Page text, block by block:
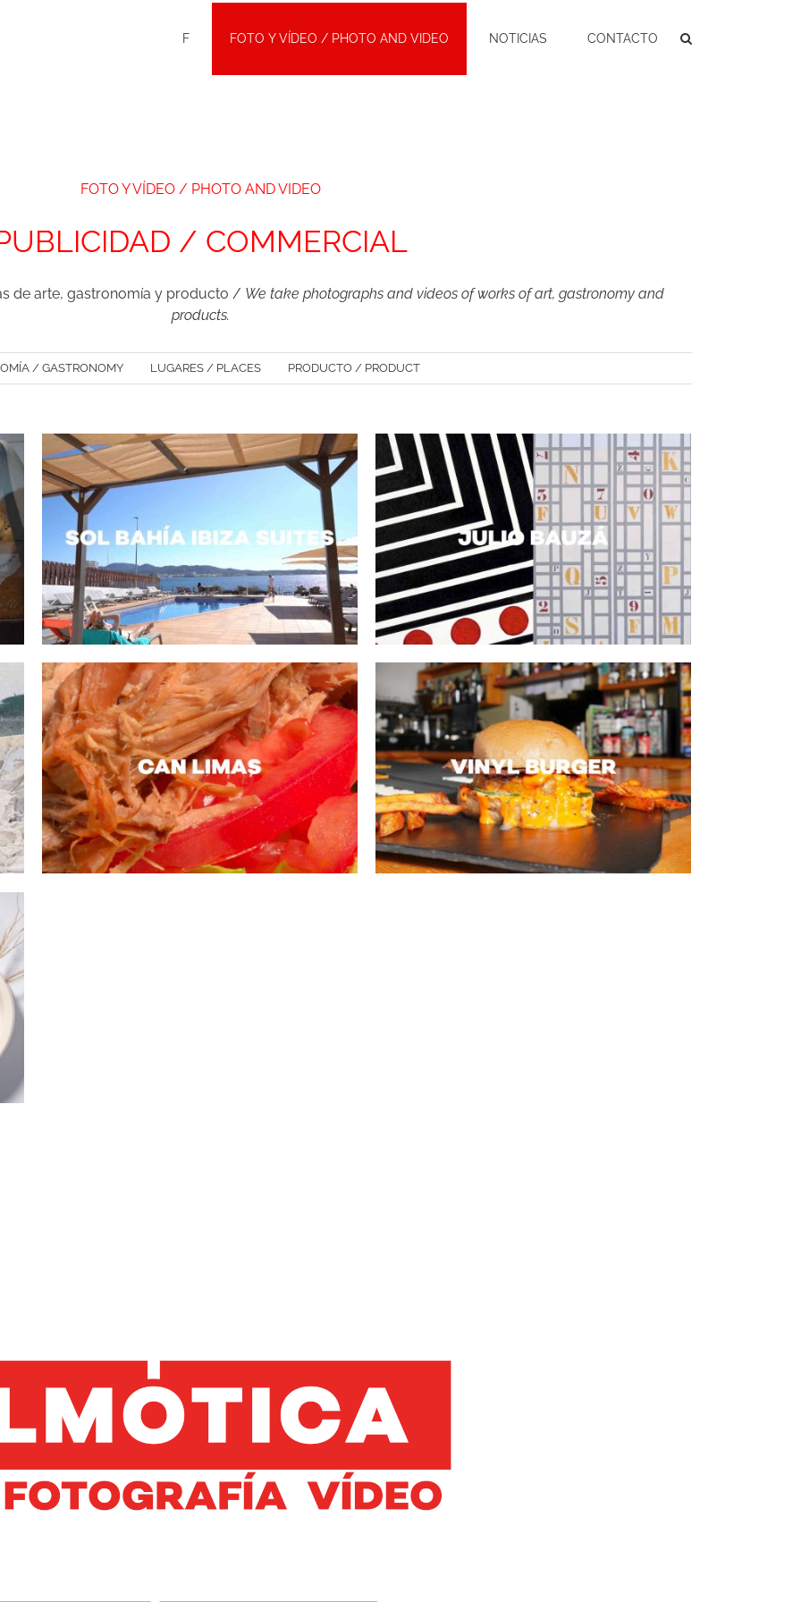
F FOTO Y VÍDEO / PHOTO AND VIDEO NOTICIAS CONTACTO
FOTO Y VÍDEO / PHOTO AND VIDEO
/ COMMERCIAL
de arte, gastronomía y producto / We take photographs and videos of works of art, gastronomy and
products.
/ GASTRONOMY LUGARES / PLACES PRODUCTO / PRODUCT
PUBLICIDAD / JULIO BAUZÁ
EXPOSICIONES / EXHIBITIONS
VINYL BURGER – PHOTO
GASTRONOMÍA / GASTRONOMY